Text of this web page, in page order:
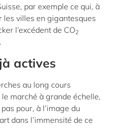
par exemple ce qui, à
villes en gigantesques
l’excédent de CO2
actives
au long cours
marché à grande échelle,
pour, à l’image du
dans l’immensité de ce